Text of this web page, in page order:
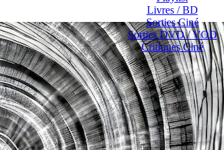
Livres / BD
Sorties Ciné
Sorties DVD / VOD
CritiquesCiné